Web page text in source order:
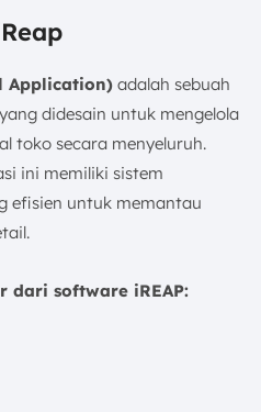
Application) adalah sebuah
didesain untuk mengelola
toko secara menyeluruh.
ini memiliki sistem
efisien untuk memantau
software iREAP: